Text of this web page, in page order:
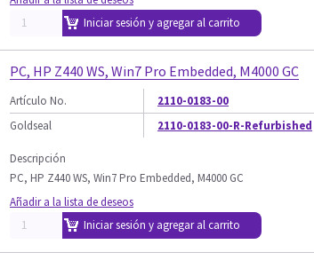
Iniciar sesión y agregar al carrito
PC, HP Z440 WS, Win7 Pro Embedded, M4000 GC
Artículo No.
2110-0183-00
Goldseal
2110-0183-00-R-Refurbished
Descripción
PC, HP Z440 WS, Win7 Pro Embedded, M4000 GC
Añadir a la lista de deseos
Iniciar sesión y agregar al carrito